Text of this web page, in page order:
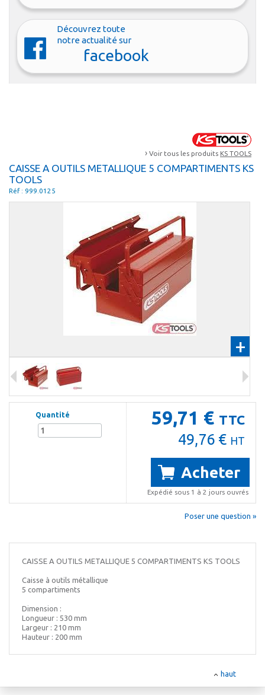
Découvrez toute
notre actualité sur
facebook
› Voir tous les produits KS TOOLS
CAISSE A OUTILS METALLIQUE 5 COMPARTIMENTS KS
TOOLS
Réf : 999.0125
+
59,71 € TTC
49,76 € HT
Acheter
Expédié sous 1 à 2 jours ouvrés
Quantité
Poser une question »
CAISSE A OUTILS METALLIQUE 5 COMPARTIMENTS KS TOOLS
Caisse à outils métallique
5 compartiments
Dimension :
Longueur : 530 mm
Largeur : 210 mm
Hauteur : 200 mm
haut